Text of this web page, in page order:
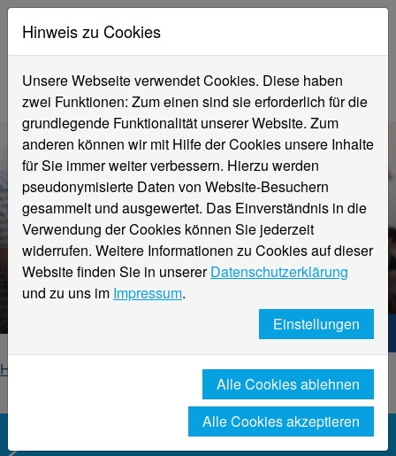
Anmeldung für das
ZIK und/oder Buddyprogramm
(HN-Buddy)
Hochschule Niederrhein. Dein Weg.
Home
internationale-studierende
Hinweis zu Cookies
Unsere Webseite verwendet Cookies. Diese haben
zwei Funktionen: Zum einen sind sie erforderlich für die
grundlegende Funktionalität unserer Website. Zum
anderen können wir mit Hilfe der Cookies unsere Inhalte
für Sie immer weiter verbessern. Hierzu werden
pseudonymisierte Daten von Website-Besuchern
gesammelt und ausgewertet. Das Einverständnis in die
Verwendung der Cookies können Sie jederzeit
widerrufen. Weitere Informationen zu Cookies auf dieser
Website finden Sie in unsererDatenschutzerklärung
und zu uns im Impressum.
Einstellungen
Alle Cookies ablehnen
Alle Cookies akzeptieren